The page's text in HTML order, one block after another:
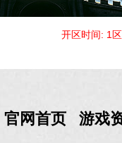
官网首页 游戏